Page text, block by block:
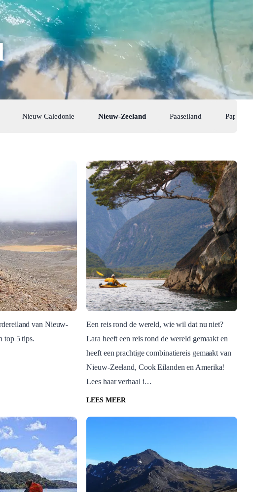
Nieuw Caledonie Nieuw-Zeeland Paaseiland Papoea
top 5 tips
van Nieuw-
top 5 tips.
Cook Eilanden
Rond de wereld reis van
Lara
Cook Eilanden, Nieuw-Zeeland,
Een reis rond de wereld, wie wil dat nu niet?
Lara heeft een reis rond de wereld gemaakt en
heeft een prachtige combinatiereis gemaakt van
Nieuw-Zeeland, Cook Eilanden en Amerika!
Lees haar verhaal i…
LEES MEER